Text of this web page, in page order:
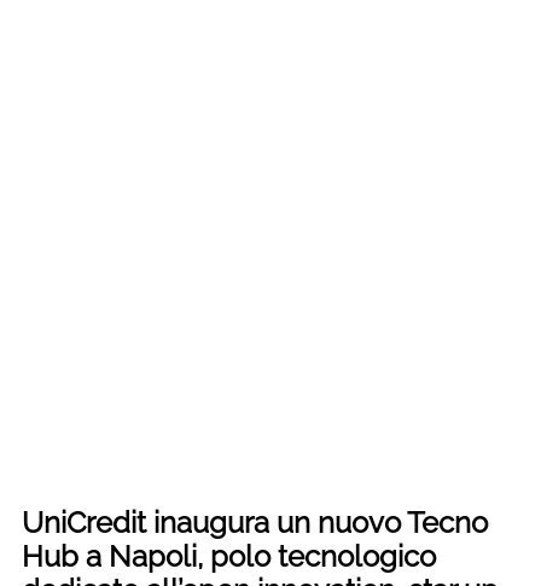
UniCredit inaugura un nuovo Tecno
Hub a Napoli, polo tecnologico